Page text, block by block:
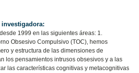
1999 en las siguientes áreas: 1.
Obsesivo Compulsivo (TOC), hemos
y estructura de las dimensiones de
los pensamientos intrusos obsesivos y a las
las características cognitivas y metacognitivas